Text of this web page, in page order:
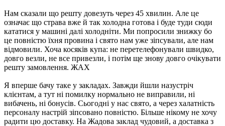
Нам сказали що решту довезуть через 45 хвилин. Але це
означає що страва вже й так холодна готова і буде туди сюди
кататися у машині далі холодніти. Ми попросили знижку бо
це повністю їхня провина і свято нам уже зіпсували, але нам
відмовили. Хоча косяків купа: не перетелефонували швидко,
довго везли, не все привезли, і потім ще знову довго очікувати
решту замовлення. ЖАХ
Я вперше бачу таке у закладах. Завжди йшли назустріч
клієнтам, а тут ні помилку нормально не виправили, ні
вибачень, ні бонусів. Сьогодні у нас свято, а через халатність
персоналу настрій зіпсовано повністю. Більше нікому не хочу
радити цю доставку. На Жадова заклад чудовий, а доставка з